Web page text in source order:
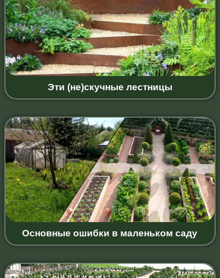
Эти (не)скучные лестницы
Основные ошибки в маленьком саду